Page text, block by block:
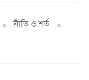
নীতি ও শর্ত